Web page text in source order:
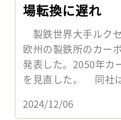
場転換に遅れ
製鉄世界大手ルク
欧州の製鉄所のカー
発表した。2050年カ
を見直した。 同社
2024/12/06